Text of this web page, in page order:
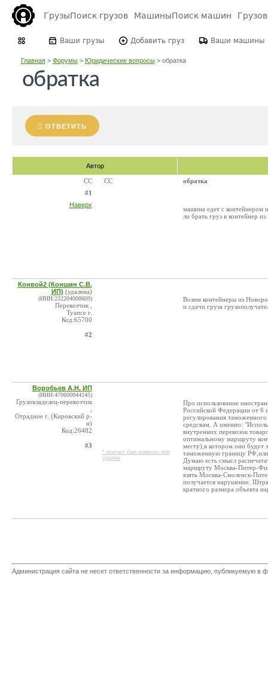
ГрузыПоиск грузов МашиныПоиск машин
Ваши грузы Добавить груз Ваши машины
Главная> Форумы> Юридические вопросы> обратка
обратка
ОТВЕТИТЬ
Автор
СС
#1
Наверх
СС обратка
машина едет с контейнером
ли брать груз в контейнер
Конвой2 (Коншин С.В.
ИП) (удалена)
(ИНН:232204008609)
Перевозчик ,
Туапсе г.
Код:65700
#2
Возим контейнеры из
и сдачи груза
Воробьев А.Н. ИП
(ИНН:470600044245)
Грузовладелец-перевозчик
Отрадное г. (Кировский р-
н)
Код:26482
#3
* контакт был изменен или
удален
Про использование
Российской Федерации от
регулирования
средсвам. А именно:
внутренних перевозок
оптимальному маршруту
месту),в котором они будут
таможенную границу
Думаю есть смысл
маршруту Москва-Питер-
взять Москва-Смоленск-
получается нарушение.
кратного размера объекта
Администрация сайта не несет ответственности за информацию, публикуемую